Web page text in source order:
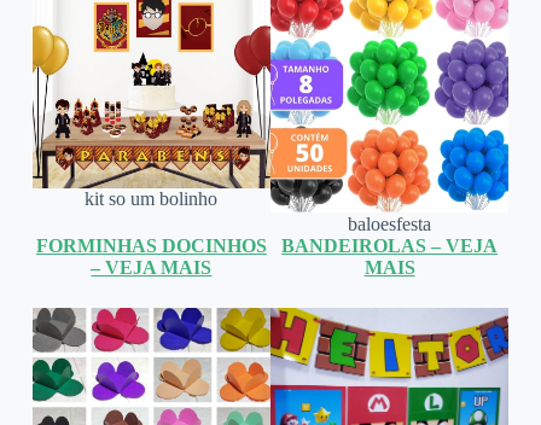
kit so um bolinho
baloesfesta
FORMINHAS DOCINHOS
– VEJA MAIS
BANDEIROLAS – VEJA
MAIS